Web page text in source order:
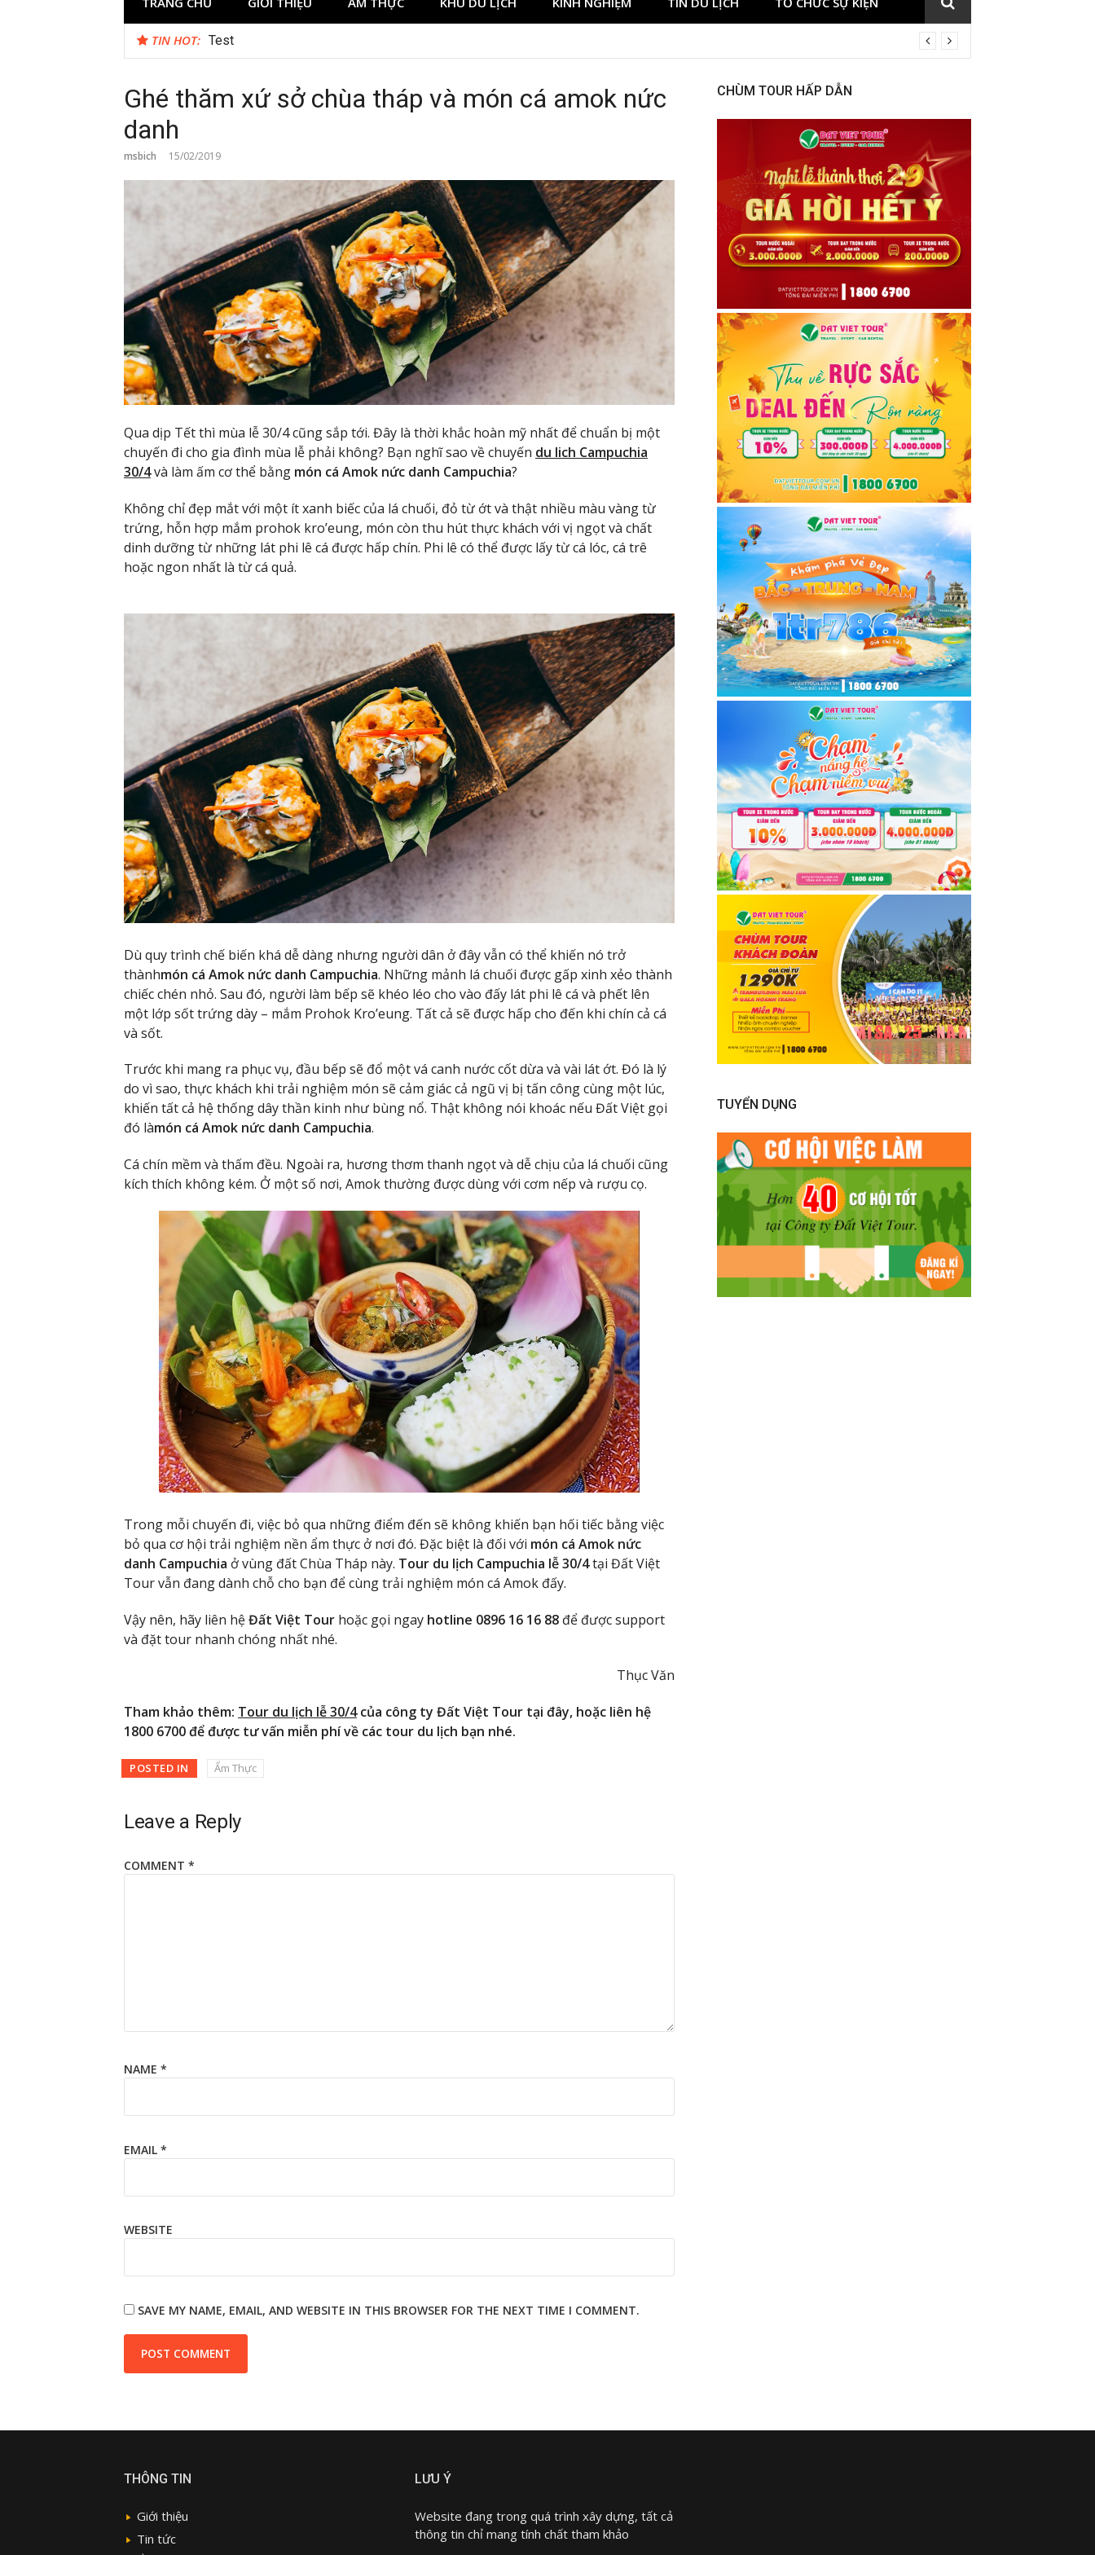
TIN HOT: Test
Ghé thăm xứ sở chùa tháp và món cá amok nức
danh
msbich 15/02/2019
Qua dịp Tết thì mùa lễ 30/4 cũng sắp tới. Đây là thời khắc hoàn mỹ nhất để chuẩn bị một
chuyến đi cho gia đình mùa lễ phải không? Bạn nghĩ sao về chuyến du lich Campuchia
30/4và làm ấm cơ thể bằng món cá Amok nức danh Campuchia?
Không chỉ đẹp mắt với một ít xanh biếc của lá chuối, đỏ từ ớt và thật nhiều màu vàng từ
trứng, hỗn hợp mắm prohok kro’eung, món còn thu hút thực khách với vị ngọt và chất
dinh dưỡng từ những lát phi lê cá được hấp chín. Phi lê có thể được lấy từ cá lóc, cá trê
hoặc ngon nhất là từ cá quả.
Dù quy trình chế biến khá dễ dàng nhưng người dân ở đây vẫn có thể khiến nó trở
thànhmón cá Amok nức danh Campuchia. Những mảnh lá chuối được gấp xinh xẻo thành
chiếc chén nhỏ. Sau đó, người làm bếp sẽ khéo léo cho vào đấy lát phi lê cá và phết lên
một lớp sốt trứng dày – mắm Prohok Kro’eung. Tất cả sẽ được hấp cho đến khi chín cả cá
và sốt.
Trước khi mang ra phục vụ, đầu bếp sẽ đổ một vá canh nước cốt dừa và vài lát ớt. Đó là lý
do vì sao, thực khách khi trải nghiệm món sẽ cảm giác cả ngũ vị bị tấn công cùng một lúc,
khiến tất cả hệ thống dây thần kinh như bùng nổ. Thật không nói khoác nếu Đất Việt gọi
đó làmón cá Amok nức danh Campuchia.
Cá chín mềm và thấm đều. Ngoài ra, hương thơm thanh ngọt và dễ chịu của lá chuối cũng
kích thích không kém. Ở một số nơi, Amok thường được dùng với cơm nếp và rượu cọ.
Trong mỗi chuyến đi, việc bỏ qua những điểm đến sẽ không khiến bạn hối tiếc bằng việc
bỏ qua cơ hội trải nghiệm nền ẩm thực ở nơi đó. Đặc biệt là đối với món cá Amok nức
danh Campuchia ở vùng đất Chùa Tháp này. Tour du lịch Campuchia lễ 30/4tại Đất Việt
Tour vẫn đang dành chỗ cho bạn để cùng trải nghiệm món cá Amok đấy.
Vậy nên, hãy liên hệĐất Việt Tour hoặc gọi ngay hotline 0896 16 16 88 để được support
và đặt tour nhanh chóng nhất nhé.
Thục Văn
Tham khảo thêm: Tour du lịch lễ 30/4của công ty Đất Việt Tour tại đây, hoặc liên hệ
1800 6700 để được tư vấn miễn phí về các tour du lịch bạn nhé.
POSTED IN Ẩm Thực
Leave a Reply
COMMENT *
NAME *
EMAIL *
WEBSITE
SAVE MY NAME, EMAIL, AND WEBSITE IN THIS BROWSER FOR THE NEXT TIME I COMMENT.
CHÙM TOUR HẤP DẪN
TUYỂN DỤNG
THÔNG TIN
Giới thiệu
Tin tức
LƯU Ý
Website đang trong quá trình xây dựng, tất cả
thông tin chỉ mang tính chất tham khảo